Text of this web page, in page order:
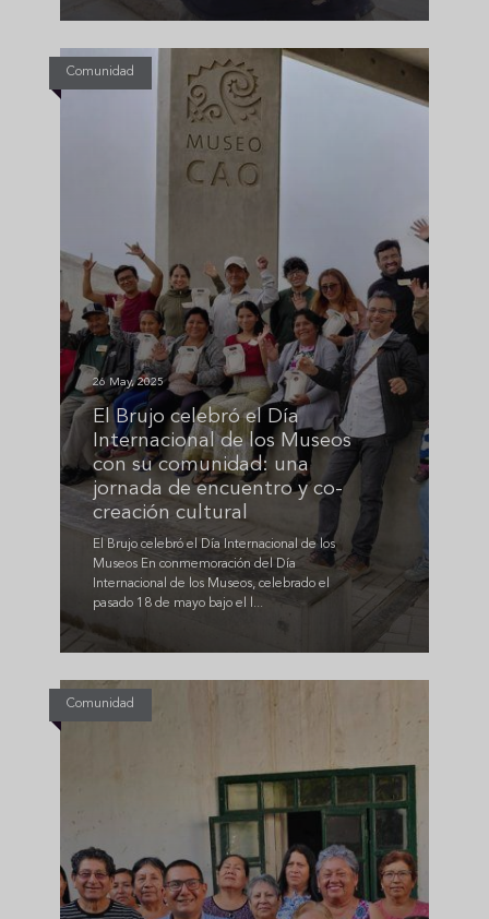
Comunidad
26 May, 2025
El Brujo celebró el Día
Internacional de los Museos
con su comunidad: una
jornada de encuentro y co-
creación cultural
El Brujo celebró el Día Internacional de los
Museos En conmemoración del Día
Internacional de los Museos, celebrado el
pasado 18 de mayo bajo el l...
Comunidad